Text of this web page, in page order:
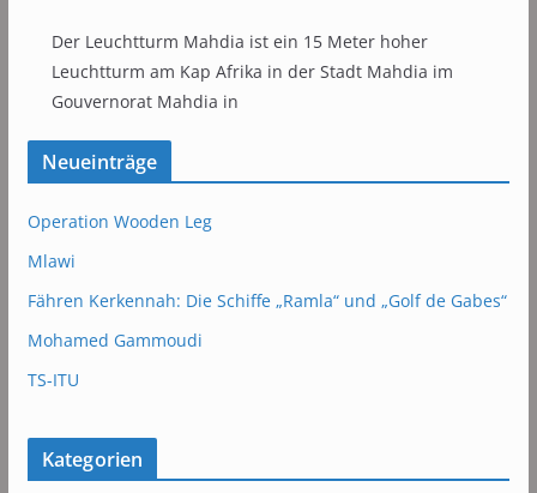
Der Leuchtturm Mahdia ist ein 15 Meter hoher
Leuchtturm am Kap Afrika in der Stadt Mahdia im
Gouvernorat Mahdia in
Neueinträge
Operation Wooden Leg
Mlawi
Fähren Kerkennah: Die Schiffe „Ramla“ und „Golf de Gabes“
Mohamed Gammoudi
TS-ITU
Kategorien